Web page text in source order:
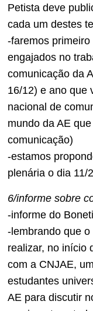
Petista deve
cada um destes
-faremos
engajados no
comunicação da
16/12) e ano que
nacional de
mundo da AE
comunicação)
-estamos
plenária o dia 11/2
6/informe sobre
-informe do
-lembrando que
realizar, no início
com a CNJAE,
estudantes
AE para discutir